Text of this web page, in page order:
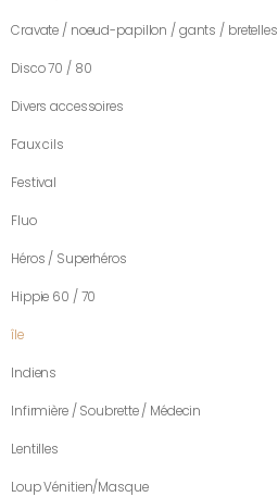
Cravate / noeud-papillon / gants / bretelles
Disco 70 / 80
Divers accessoires
Faux cils
Festival
Fluo
Héros / Superhéros
Hippie 60 / 70
île
Indiens
Infirmière / Soubrette / Médecin
Lentilles
Loup Vénitien/Masque